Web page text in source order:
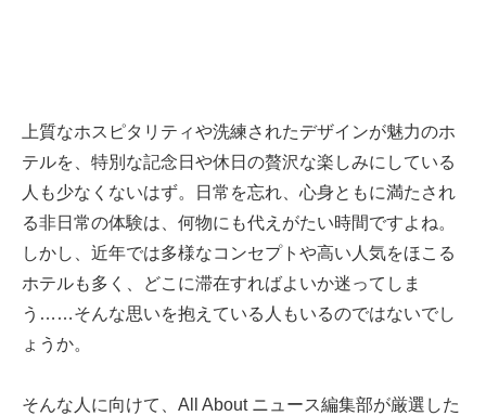
上質なホスピタリティや洗練されたデザインが魅力のホ
テルを、特別な記念日や休日の贅沢な楽しみにしている
人も少なくないはず。日常を忘れ、心身ともに満たされ
る非日常の体験は、何物にも代えがたい時間ですよね。
しかし、近年では多様なコンセプトや高い人気をほこる
ホテルも多く、どこに滞在すればよいか迷ってしま
う……そんな思いを抱えている人もいるのではないでし
ょうか。
そんな人に向けて、All About ニュース編集部が厳選した